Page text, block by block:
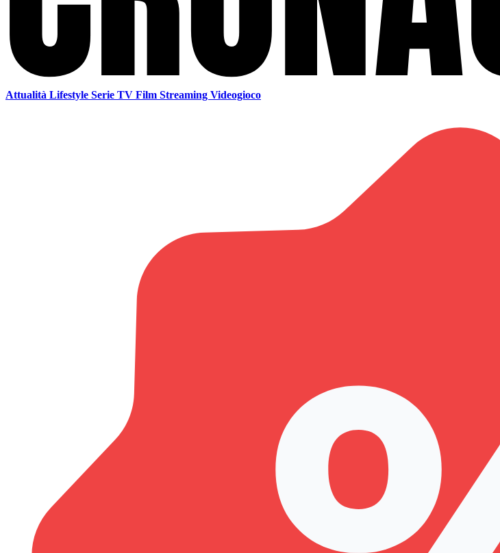
Attualità Lifestyle Serie TV Film Streaming Videogioco